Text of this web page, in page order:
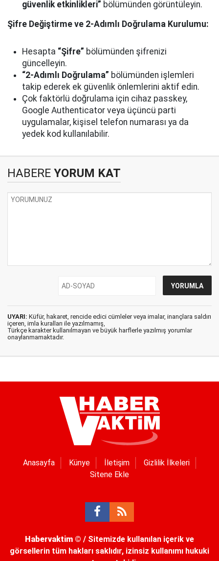
güvenlik etkinlikleri” bölümünden görüntüleyin.
Şifre Değiştirme ve 2-Adımlı Doğrulama Kurulumu:
Hesapta “Şifre” bölümünden şifrenizi
güncelleyin.
“2-Adımlı Doğrulama” bölümünden işlemleri
takip ederek ek güvenlik önlemlerini aktif edin.
Çok faktörlü doğrulama için cihaz passkey,
Google Authenticator veya üçüncü parti
uygulamalar, kişisel telefon numarası ya da
yedek kod kullanılabilir.
HABERE YORUM KAT
UYARI: Küfür, hakaret, rencide edici cümleler veya imalar, inançlara saldırı
içeren, imla kuralları ile yazılmamış,
Türkçe karakter kullanılmayan ve büyük harflerle yazılmış yorumlar
onaylanmamaktadır.
Anasayfa Künye İletişim
Gizlilik İlkeleri
Sitene Ekle
Habervaktim © / Sitemizde kullanılan içerik ve
görsellerin tüm hakları saklıdır, izinsiz kullanımı hukuki